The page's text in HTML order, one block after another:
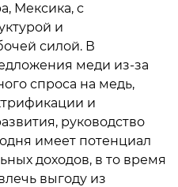
Мексика, с
и
силой. В
меди из-за
спроса на медь,
и
руководство
имеет потенциал
доходов, в то время
выгоду из